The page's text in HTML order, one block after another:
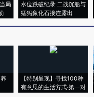
局
水位跌破纪录 二战沉船与
猛犸象化石接连露出
【特别呈现】寻找100种
有意思的生活方式·第一对